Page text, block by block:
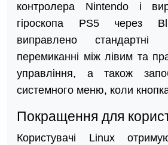
контролера Nintendo і
гіроскопа PS5 через
виправлено стандартні
перемиканні між лівим та
управління, а також
системного меню, коли
Покращення для
Користувачі Linux